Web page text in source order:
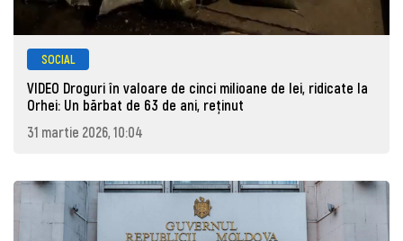
SOCIAL
VIDEO Droguri în valoare de cinci milioane de lei, ridicate la
Orhei: Un bărbat de 63 de ani, reţinut
31 martie 2026, 10:04